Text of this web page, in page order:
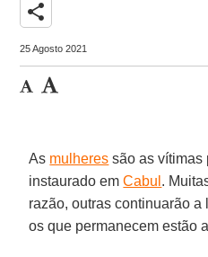
share
25 Agosto 2021
As mulheres são as vítimas
instaurado emCabul .
razão, outras continuarão a
os que permanecem estão